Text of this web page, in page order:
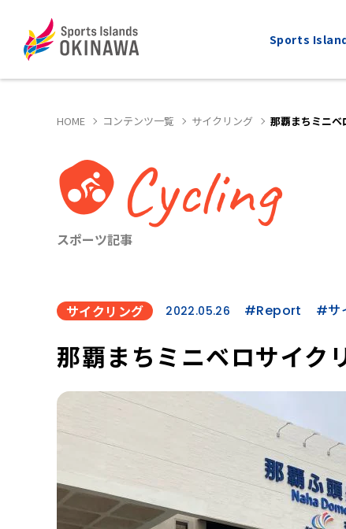
Sports
ALL
全てのスポーツ
HOME コンテンツ一覧 サイクリング 那覇まちミニベ
Cycling
スポーツ記事
サイクリング 2022.05.26 #Report #サ
那覇まちミニベロサイク